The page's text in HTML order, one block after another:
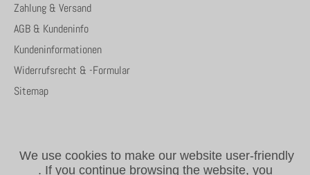
Zahlung & Versand
AGB & Kundeninfo
Kundeninformationen
Widerrufsrecht & -Formular
Sitemap
We use cookies to make our website user-friendly
. If you continue browsing the website, you